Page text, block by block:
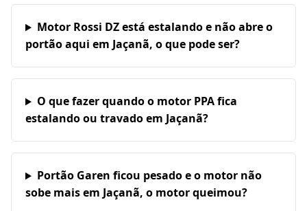
Motor Rossi DZ está estalando e não abre o
portão aqui em Jaçanã, o que pode ser?
O que fazer quando o motor PPA fica
estalando ou travado em Jaçanã?
Portão Garen ficou pesado e o motor não
sobe mais em Jaçanã, o motor queimou?